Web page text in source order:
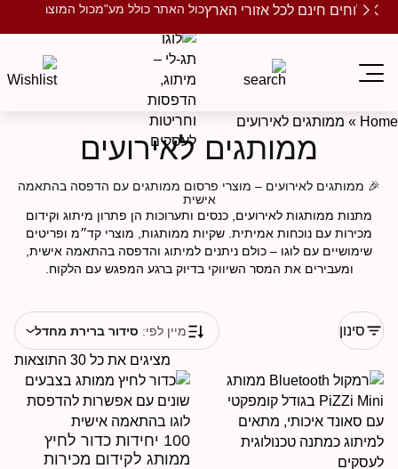
חינם לכל אזורי הארץכול האתר כולל מע"מכול המוצרים
»ממותגים לאירועים
ממותגים לאירועים
🎉 ממותגים לאירועים – מוצרי פרסום ממותגים עם הדפסה בהתאמה
אישית
מתנות ממותגות לאירועים, כנסים ותערוכות הן פתרון מיתוג וקידום
מכירות עם נוכחות אמיתית. שקיות ממותגות, מוצרי קד״מ ופריטים
שימושיים עם לוגו – כולם ניתנים למיתוג והדפסה בהתאמה אישית,
ומעבירים את המסר השיווקי בדיוק ברגע המפגש עם הלקוח.
מציגים את כל ⁦30⁩ התוצאות
סינון מיין לפי:סידור ברירת מחדל
100 יחידות כדור לחיץ
ממותג לקידום מכירות